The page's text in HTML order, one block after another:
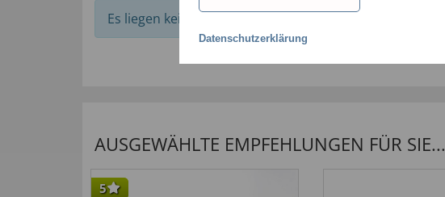
Es liegen keine Bewertungen zu diesem Artikel vor.
AUSGEWÄHLTE EMPFEHLUNGEN FÜR SIE...
5
Datenschutzerklärung